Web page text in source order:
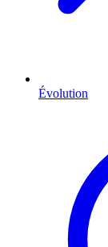
Évolution